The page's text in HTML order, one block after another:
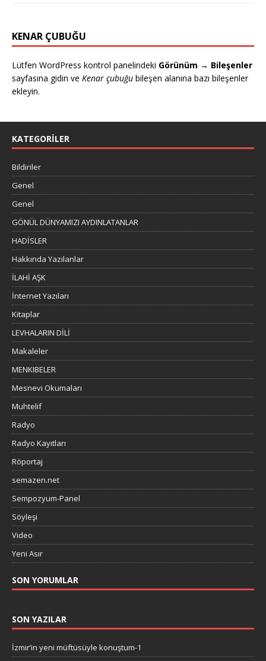
KENAR ÇUBUĞU
Lütfen WordPress kontrol panelindeki Görünüm → Bileşenler
sayfasına gidin ve Kenar çubuğu bileşen alanına bazı bileşenler
ekleyin.
KATEGORILER
Bildiriler
Genel
Genel
GÖNÜL DÜNYAMIZI AYDINLATANLAR
HADİSLER
Hakkında Yazılanlar
İLAHİ AŞK
İnternet Yazıları
Kitaplar
LEVHALARIN DİLİ
Makaleler
MENKIBELER
Mesnevi Okumaları
Muhtelif
Radyo
Radyo Kayıtları
Röportaj
semazen.net
Sempozyum-Panel
Söyleşi
Video
Yeni Asır
SON YORUMLAR
SON YAZILAR
İzmir’in yeni müftüsüyle konuştum-1